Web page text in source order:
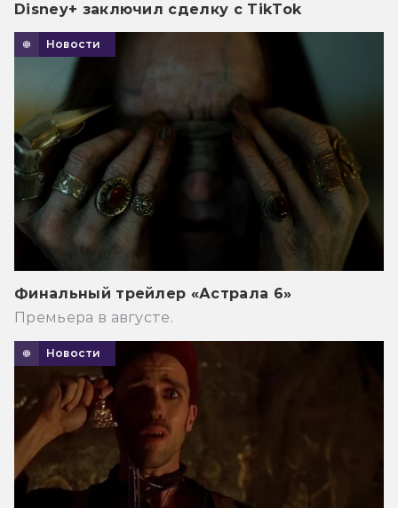
Disney+ заключил сделку с TikTok
Новости
Финальный трейлер «Астрала 6»
Премьера в августе.
Новости